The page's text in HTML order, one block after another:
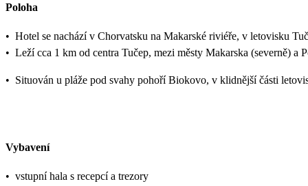
Poloha
• Hotel se nachází v Chorvatsku na Makarské riviéře, v letovisku
• Leží cca 1 km od centra Tučep, mezi městy Makarska (severně) a
• Situován u pláže pod svahy pohoří Biokovo, v klidnější části
Vybavení
• vstupní hala s recepcí a trezory